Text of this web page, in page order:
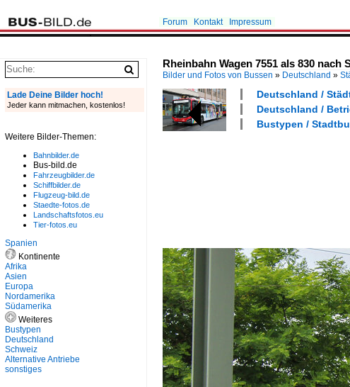
Forum Kontakt Impressum
Rheinbahn Wagen 7551 als 830 nach
Bilder und Fotos von Bussen » Deutschland »
Deutschland /
Deutschland /
Bustypen /
Lade Deine Bilder hoch!
Jeder kann mitmachen, kostenlos!
Weitere Bilder-Themen:
Bahnbilder.de
Bus-bild.de
Fahrzeugbilder.de
Schiffbilder.de
Flugzeug-bild.de
Staedte-fotos.de
Landschaftsfotos.eu
Tier-fotos.eu
Spanien
Kontinente
Afrika
Asien
Europa
Nordamerika
Südamerika
Weiteres
Bustypen
Deutschland
Schweiz
Alternative Antriebe
sonstiges